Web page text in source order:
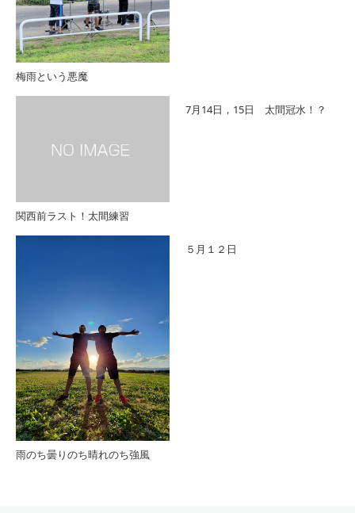
梅雨という悪魔
関西前ラスト！太間練習
7月14日，15日 太間冠水！？
雨のち曇りのち晴れのち強風
５月１２日